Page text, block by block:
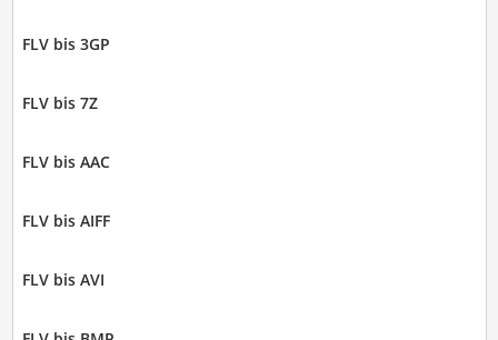
FLV bis 3GP
FLV bis 7Z
FLV bis AAC
FLV bis AIFF
FLV bis AVI